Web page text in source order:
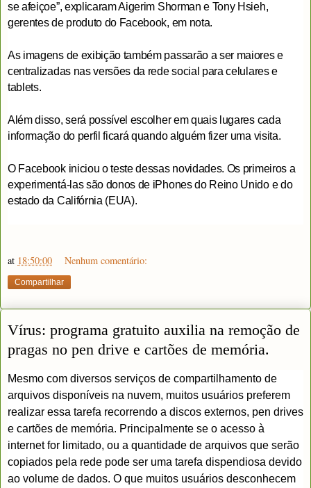
se afeiçoe”, explicaram Aigerim Shorman e Tony Hsieh,
gerentes de produto do Facebook, em nota.
As imagens de exibição também passarão a ser maiores e
centralizadas nas versões da rede social para celulares e
tablets.
Além disso, será possível escolher em quais lugares cada
informação do perfil ficará quando alguém fizer uma visita.
O Facebook iniciou o teste dessas novidades. Os primeiros a
experimentá-las são donos de iPhones do Reino Unido e do
estado da Califórnia (EUA).
at 18:50:00 Nenhum comentário:
Compartilhar
Vírus: programa gratuito auxilia na remoção de
pragas no pen drive e cartões de memória.
Mesmo com diversos serviços de compartilhamento de
arquivos disponíveis na nuvem, muitos usuários preferem
realizar essa tarefa recorrendo a discos externos, pen drives
e cartões de memória. Principalmente se o acesso à
internet for limitado, ou a quantidade de arquivos que serão
copiados pela rede pode ser uma tarefa dispendiosa devido
ao volume de dados. O que muitos usuários desconhecem